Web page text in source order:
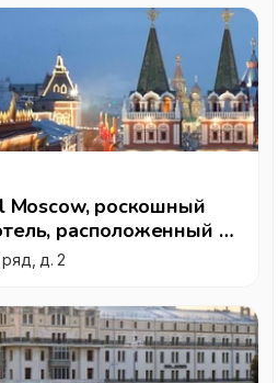
Moscow, роскошный
расположенный в
д. 2